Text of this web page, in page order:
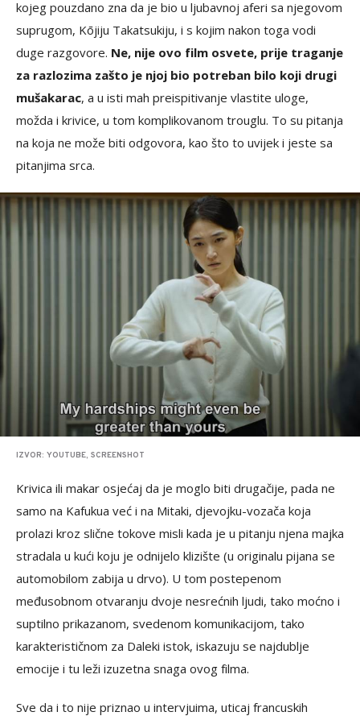
kojeg pouzdano zna da je bio u ljubavnoj aferi sa njegovom
suprugom, Kōjiju Takatsukiju, i s kojim nakon toga vodi
duge razgovore. Ne, nije ovo film osvete, prije traganje
za razlozima zašto je njoj bio potreban bilo koji drugi
mušakarac, a u isti mah preispitivanje vlastite uloge,
možda i krivice, u tom komplikovanom trouglu. To su pitanja
na koja ne može biti odgovora, kao što to uvijek i jeste sa
pitanjima srca.
IZVOR: YOUTUBE, SCREENSHOT
Krivica ili makar osjećaj da je moglo biti drugačije, pada ne
samo na Kafukua već i na Mitaki, djevojku-vozača koja
prolazi kroz slične tokove misli kada je u pitanju njena majka
stradala u kući koju je odnijelo klizište (u originalu pijana se
automobilom zabija u drvo). U tom postepenom
međusobnom otvaranju dvoje nesrećnih ljudi, tako moćno i
suptilno prikazanom, svedenom komunikacijom, tako
karakterističnom za Daleki istok, iskazuju se najdublje
emocije i tu leži izuzetna snaga ovog filma.
Sve da i to nije priznao u intervjuima, uticaj francuskih